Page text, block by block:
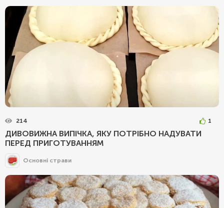
214 1
ДИВОВИЖНА ВИПІЧКА, ЯКУ ПОТРІБНО НАДУВАТИ
ПЕРЕД ПРИГОТУВАННЯМ
Основні страви